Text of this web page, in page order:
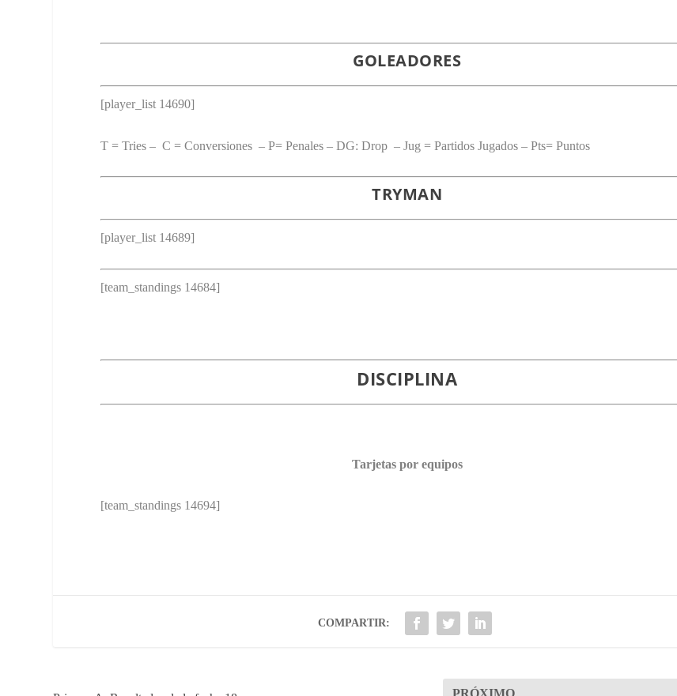
GOLEADORES
[player_list 14690]
T = Tries – C = Conversiones – P= Penales – DG: Drop – Jug = Partidos Jugados – Pts= Puntos
TRYMAN
[player_list 14689]
[team_standings 14684]
DISCIPLINA
Tarjetas por equipos
[team_standings 14694]
COMPARTIR: